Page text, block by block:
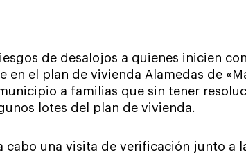
de desalojos a quienes inicien
en el plan de vivienda Alamedas de
a familias que sin tener
lotes del plan de vivienda.
cabo una visita de verificación junto a